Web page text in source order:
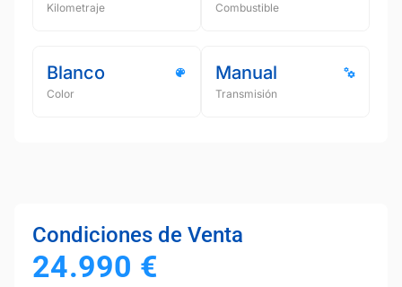
Kilometraje Combustible
Blanco
Color
Manual
Transmisión
Condiciones de Venta
24.990 €